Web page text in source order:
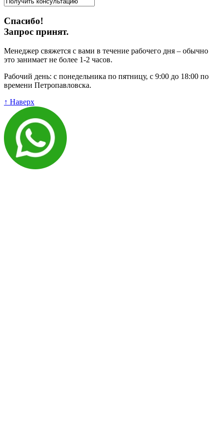
Спасибо!
Запрос принят.
Менеджер свяжется с вами в течение рабочего дня – обычно
это занимает не более 1-2 часов.
Рабочий день: с понедельника по пятницу, с 9:00 до 18:00 по
времени Петропавловска.
↑ Наверх